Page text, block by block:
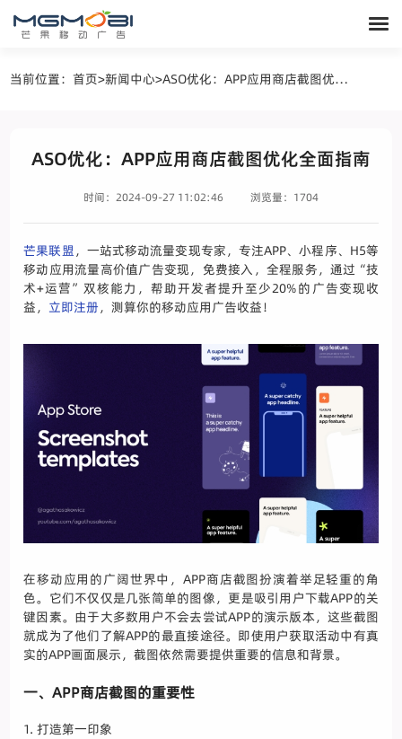
当前位置：首页>新闻中心> ASO优化：APP应用商店截图优化全面指南
ASO优化：APP应用商店截图优化全面指南
时间：2024-09-27 11:02:46 浏览量：1704
芒果联盟，一站式移动流量变现专家，专注APP、小程序、H5等
移动应用流量高价值广告变现，免费接入，全程服务，通过“技
术+运营”双核能力，帮助开发者提升至少20%的广告变现收
益， 立即注册，测算你的移动应用广告收益！
在移动应用的广阔世界中，APP商店截图扮演着举足轻重的角
色。它们不仅仅是几张简单的图像，更是吸引用户下载APP的关
键因素。由于大多数用户不会去尝试APP的演示版本，这些截图
就成为了他们了解APP的最直接途径。即使用户获取活动中有真
实的APP画面展示，截图依然需要提供重要的信息和背景。
一、APP商店截图的重要性
1. 打造第一印象